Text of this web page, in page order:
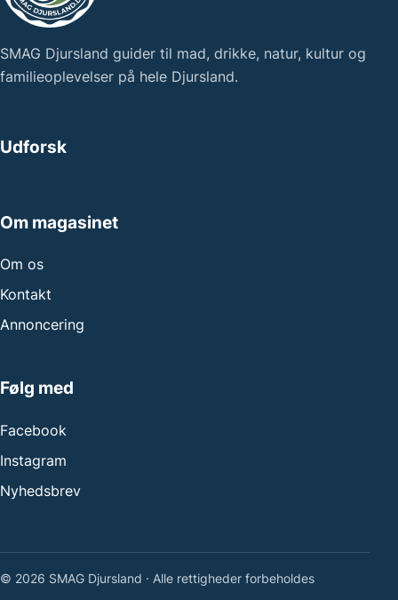
SMAG Djursland guider til mad, drikke, natur, kultur og
familieoplevelser på hele Djursland.
Udforsk
Om magasinet
Om os
Kontakt
Annoncering
Følg med
Facebook
Instagram
Nyhedsbrev
© 2026 SMAG Djursland · Alle rettigheder forbeholdes